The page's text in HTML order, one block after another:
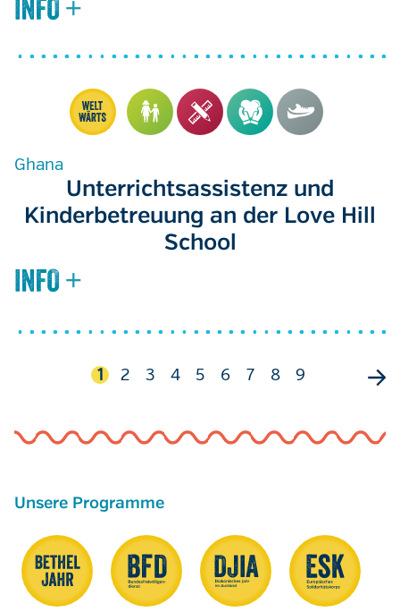
Ghana
Unterrichtsassistenz und
Kinderbetreuung an der Love Hill
School
Aktuelle
1 Seite
2 Seite
3 Seite
4 Seite
5 Seite
6 Seite
7 Seite
8 Seite
9
Unsere Programme